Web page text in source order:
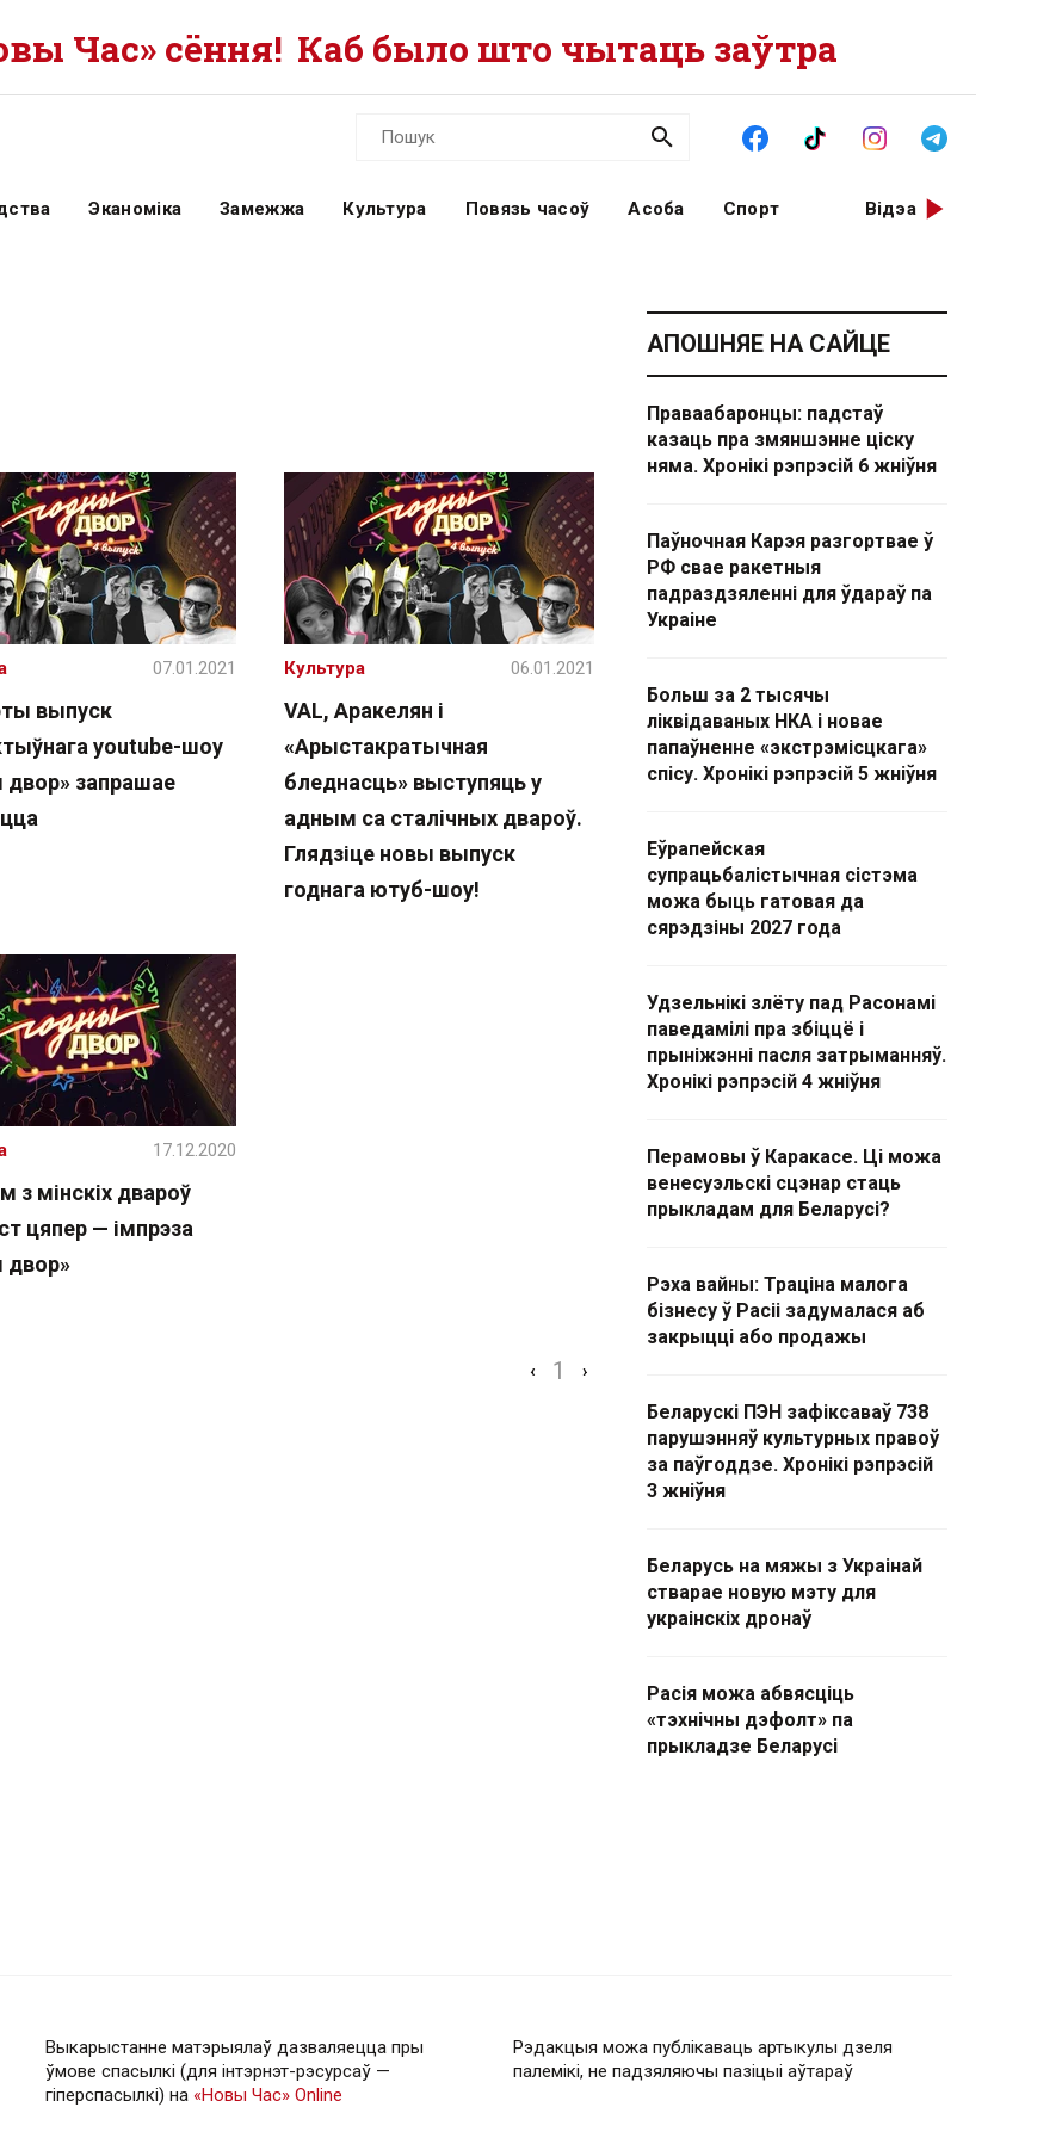
Час» сёння! Каб было што чытаць заўтра
Эканоміка Замежжа Культура Повязь часоў Асоба Спорт Відэа
выпуск
youtube-шоу
двор» запрашае
07.01.2021
VAL, Аракелян і
«Арыстакратычная
бледнасць» выступяць у
адным са сталічных двароў.
Глядзіце новы выпуск
годнага ютуб-шоу!
Культура 06.01.2021
з мінскіх двароў
цяпер — імпрэза
двор»
17.12.2020
‹ 1 ›
АПОШНЯЕ НА САЙЦЕ
Праваабаронцы: падстаў
казаць пра змяншэнне ціску
няма. Хронікі рэпрэсій 6 жніўня
Паўночная Карэя разгортвае ў
РФ свае ракетныя
падраздзяленні для ўдараў па
Украіне
Больш за 2 тысячы
ліквідаваных НКА і новае
папаўненне «экстрэмісцкага»
спісу. Хронікі рэпрэсій 5 жніўня
Еўрапейская
супрацьбалістычная сістэма
можа быць гатовая да
сярэдзіны 2027 года
Удзельнікі злёту пад Расонамі
паведамілі пра збіццё і
прыніжэнні пасля затрыманняў.
Хронікі рэпрэсій 4 жніўня
Перамовы ў Каракасе. Ці можа
венесуэльскі сцэнар стаць
прыкладам для Беларусі?
Рэха вайны: Траціна малога
бізнесу ў Расіі задумалася аб
закрыцці або продажы
Беларускі ПЭН зафіксаваў 738
парушэнняў культурных правоў
за паўгоддзе. Хронікі рэпрэсій
3 жніўня
Беларусь на мяжы з Украінай
стварае новую мэту для
украінскіх дронаў
Расія можа абвясціць
«тэхнічны дэфолт» па
прыкладзе Беларусі
Выкарыстанне матэрыялаў дазваляецца пры
ўмове спасылкі (для інтэрнэт-рэсурсаў —
гiперспасылкi) на «Новы Час» Online
Рэдакцыя можа публікаваць артыкулы дзеля
палемікі, не падзяляючы пазіцыі аўтараў